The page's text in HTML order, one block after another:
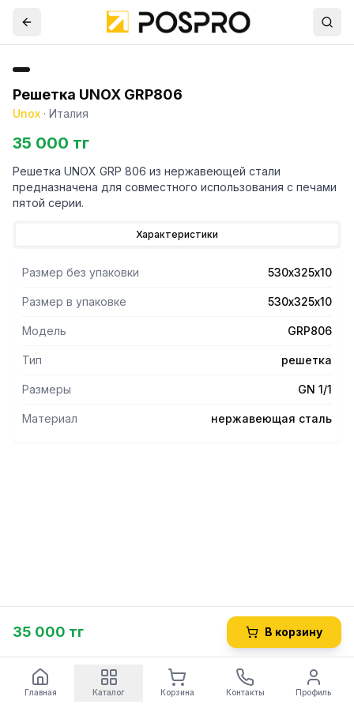
Решетка UNOX GRP806
Unox · Италия
35 000 тг
Решетка UNOX GRP 806 из нержавеющей стали
предназначена для совместного использования с печами
пятой серии.
Характеристики
Размер без упаковки 530х325х10
Размер в упаковке 530х325х10
Модель GRP806
Тип решетка
Размеры GN 1/1
Материал нержавеющая сталь
35 000 тг В корзину
Главная Каталог Корзина Контакты Профиль